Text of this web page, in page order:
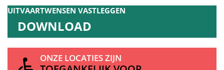
UITVAARTWENSEN VASTLEGGEN
DOWNLOAD
ONZE LOCATIES ZIJN